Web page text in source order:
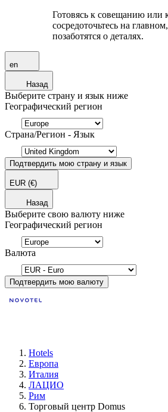
Готовясь к совещанию или
сосредоточьтесь на
позаботятся о деталях.
en
Назад
Выберите страну и язык ниже
Географический регион
Страна/Регион - Язык
Подтвердить мою страну и язык
EUR (€)
Назад
Выберите свою валюту ниже
Географический регион
Валюта
Подтвердить мою валюту
Hotels
Европа
Италия
ЛАЦИО
Рим
Торговый центр Domus